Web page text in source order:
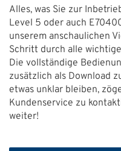
Alles, was Sie zur
Level 5 oder auch
unserem anschaulichen
Schritt durch alle
Die vollständige
zusätzlich als Download
etwas unklar bleiben,
Kundenservice zu
weiter!